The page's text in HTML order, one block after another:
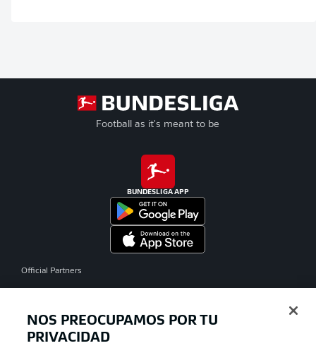
Football as it's meant to be
BUNDESLIGA APP
Official Partners
NOS PREOCUPAMOS POR TU
PRIVACIDAD